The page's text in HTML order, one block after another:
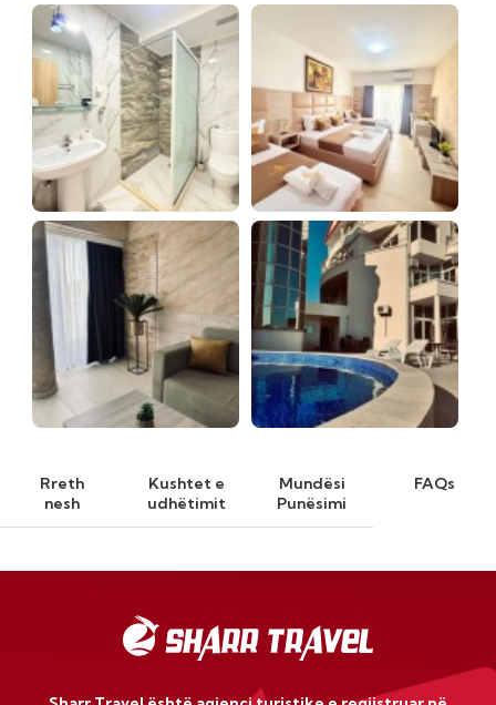
Rreth
nesh
Kushtet e
udhëtimit
Mundësi
Punësimi
FAQs